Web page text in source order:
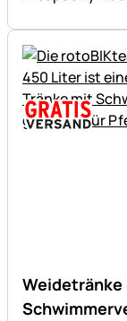
Weidetränke